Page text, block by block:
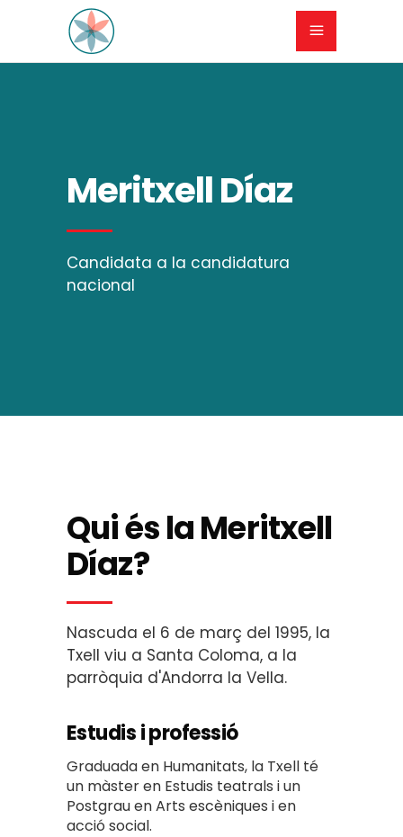
Meritxell Díaz
Candidata a la candidatura
nacional
Qui és la Meritxell
Díaz?
Nascuda el 6 de març del 1995, la
Txell viu a Santa Coloma, a la
parròquia d'Andorra la Vella.
Estudis i professió
Graduada en Humanitats, la Txell té
un màster en Estudis teatrals i un
Postgrau en Arts escèniques i en
acció social.